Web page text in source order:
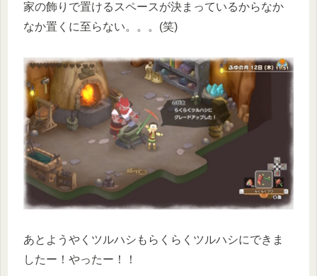
家の飾りで置けるスペースが決まっているからなか
なか置くに至らない。。。(笑)
あとようやくツルハシもらくらくツルハシにできま
したー！やったー！！